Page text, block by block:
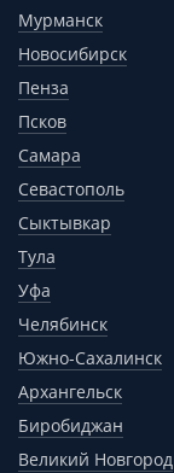
Мурманск
Новосибирск
Пенза
Псков
Самара
Севастополь
Сыктывкар
Тула
Уфа
Челябинск
Южно-Сахалинск
Архангельск
Биробиджан
Великий Новгород